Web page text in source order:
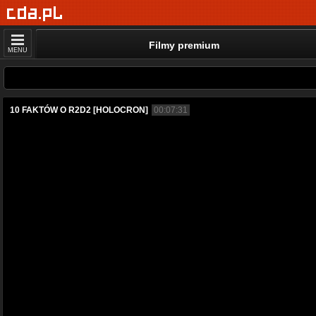
MENU Filmy premium
10 FAKTÓW O R2D2 [HOLOCRON] 00:07:31